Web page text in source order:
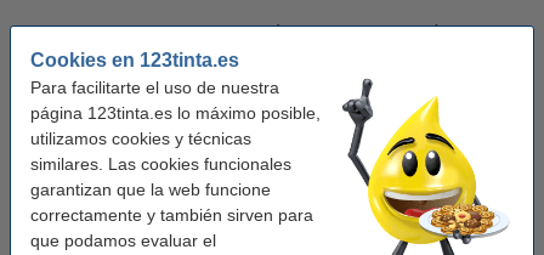
Cookies en 123tinta.es
Para facilitarte el uso de nuestra
página 123tinta.es lo máximo posible,
utilizamos cookies y técnicas
similares. Las cookies funcionales
garantizan que la web funcione
correctamente y también sirven para
que podamos evaluar el
Este producto de marca 123tinta también viene con una garantía del 100%.
Características
Marca: 123tinta
Color: azul
Medidas: 288 x 318 mm (LxAn)